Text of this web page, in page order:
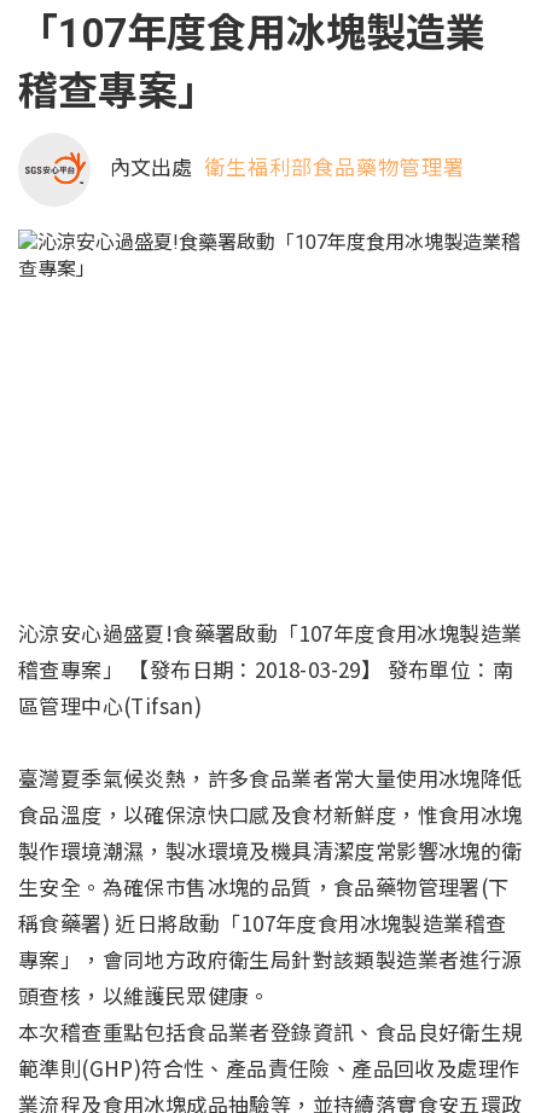
「107年度食用冰塊製造業
稽查專案」
內文出處 衛生福利部食品藥物管理署
沁涼安心過盛夏!食藥署啟動「107年度食用冰塊製造業
稽查專案」 【發布日期：2018-03-29】 發布單位：南
區管理中心(Tifsan)
臺灣夏季氣候炎熱，許多食品業者常大量使用冰塊降低
食品溫度，以確保涼快口感及食材新鮮度，惟食用冰塊
製作環境潮濕，製冰環境及機具清潔度常影響冰塊的衛
生安全。為確保市售冰塊的品質，食品藥物管理署(下
稱食藥署) 近日將啟動「107年度食用冰塊製造業稽查
專案」，會同地方政府衛生局針對該類製造業者進行源
頭查核，以維護民眾健康。
本次稽查重點包括食品業者登錄資訊、食品良好衛生規
範準則(GHP)符合性、產品責任險、產品回收及處理作
業流程及食用冰塊成品抽驗等，並持續落實食安五環政